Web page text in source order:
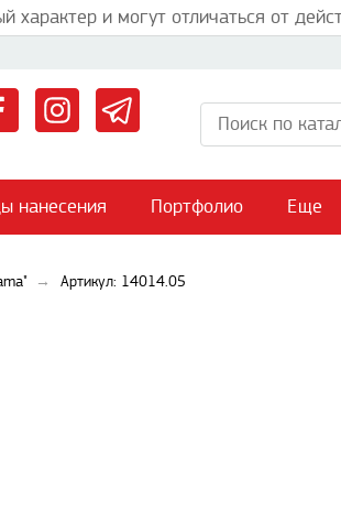
и могут отличаться от
нанесения Портфолио Еще
Артикул: 14014.05